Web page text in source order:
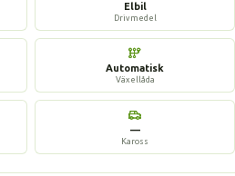
Elbil
Drivmedel
Automatisk
Växellåda
—
Kaross